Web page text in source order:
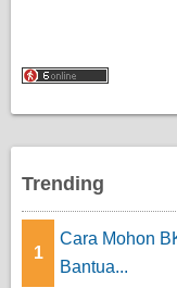
Trending
1
Cara Mohon
Bantua...